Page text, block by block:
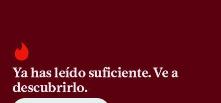
Ya has leído suficiente. Ve a
descubrirlo.